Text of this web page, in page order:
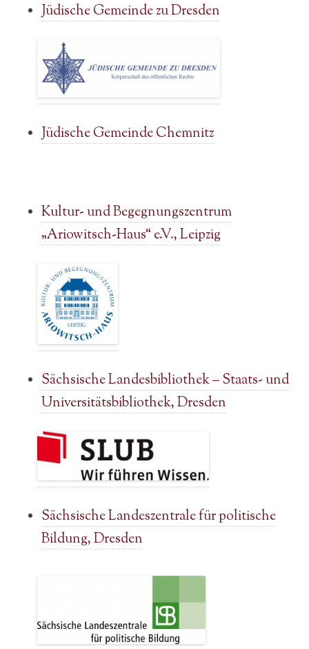
Jüdische Gemeinde zu Dresden
Jüdische Gemeinde Chemnitz
Kultur- und Begegnungszentrum
„Ariowitsch-Haus“ e.V., Leipzig
Sächsische Landesbibliothek – Staats- und
Universitätsbibliothek, Dresden
Sächsische Landeszentrale für politische
Bildung, Dresden